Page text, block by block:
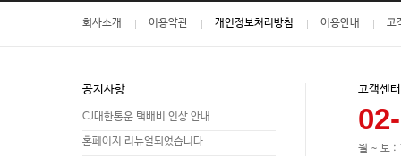
회사소개 이용약관 개인정보처리방침 이용안내 고
공지사항
CJ대한통운 택배비 인상 안내
홈페이지 리뉴얼되었습니다.
고객센터
월 ~ 토 :